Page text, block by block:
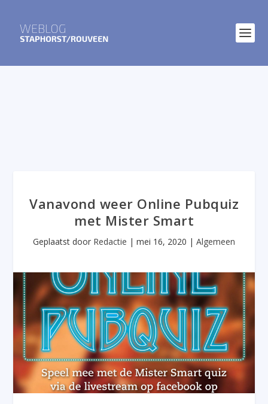
Vanavond weer Online Pubquiz
met Mister Smart
Geplaatst door Redactie | mei 16, 2020 | Algemeen